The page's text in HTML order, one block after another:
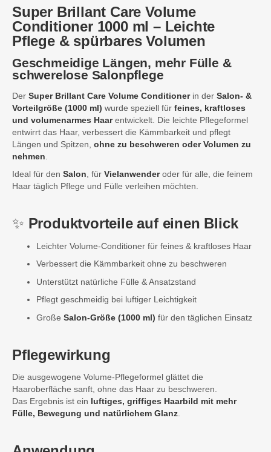
Super Brillant Care Volume
Conditioner 1000 ml – Leichte
Pflege & spürbares Volumen
Geschmeidige Längen, mehr Fülle &
schwerelose Salonpflege
Der Super Brillant Care Volume Conditionerin der Salon- &
Vorteilgröße (1000 ml) wurde speziell für feines, kraftloses
und volumenarmes Haarentwickelt. Die leichte Pflegeformel
entwirrt das Haar, verbessert die Kämmbarkeit und pflegt
Längen und Spitzen, ohne zu beschweren oder Volumen zu
nehmen
Ideal für den Salon, für Vielanwenderoder für alle, die feinem
Haar täglich Pflege und Fülle verleihen möchten.
✨ Produktvorteile auf einen Blick
Leichter Volume-Conditioner für feines & kraftloses Haar
Verbessert die Kämmbarkeit ohne zu beschweren
Unterstützt natürliche Fülle & Ansatzstand
Pflegt geschmeidig bei luftiger Leichtigkeit
Große Salon-Größe (1000 ml) für den täglichen Einsatz
Pflegewirkung
Die ausgewogene Volume-Pflegeformel glättet die
Haaroberfläche sanft, ohne das Haar zu beschweren.
Das Ergebnis ist ein luftiges, griffiges Haarbild mit mehr
Fülle, Bewegung und natürlichem Glanz